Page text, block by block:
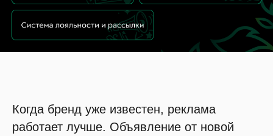
Когда бренд уже известен, реклама
работает лучше. Объявление от новой